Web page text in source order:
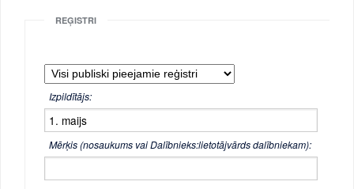
REĢISTRI
Izpildītājs:
Mērķis (nosaukums vai Dalībnieks:lietotājvārds dalībniekam):